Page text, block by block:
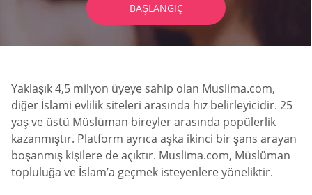
BAŞLANGIÇ
Yaklaşık 4,5 milyon üyeye sahip olan Muslima.com,
diğer İslami evlilik siteleri arasında hız belirleyicidir. 25
yaş ve üstü Müslüman bireyler arasında popülerlik
kazanmıştır. Platform ayrıca aşka ikinci bir şans arayan
boşanmış kişilere de açıktır. Muslima.com, Müslüman
topluluğa ve İslam’a geçmek isteyenlere yöneliktir.